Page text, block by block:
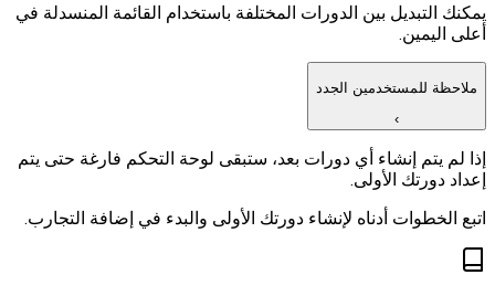
يمكنك التبديل بين الدورات المختلفة باستخدام القائمة المنسدلة في
أعلى اليمين.
ملاحظة للمستخدمين الجدد
›
إذا لم يتم إنشاء أي دورات بعد، ستبقى لوحة التحكم فارغة حتى يتم
إعداد دورتك الأولى.
اتبع الخطوات أدناه لإنشاء دورتك الأولى والبدء في إضافة التجارب.